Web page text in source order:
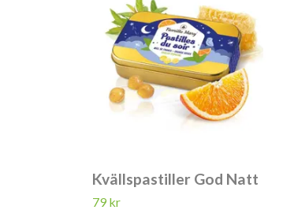
Kvällspastiller God Natt
79 kr